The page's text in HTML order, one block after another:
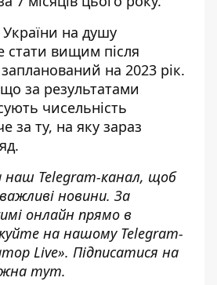
на душу
стати вищим після
на 2023 рік.
за результатами
чисельність
за ту, на яку зараз
наш Telegram-канал, щоб
новини. За
онлайн прямо в
на нашому Telegram-
Live». Підписатися на
тут.